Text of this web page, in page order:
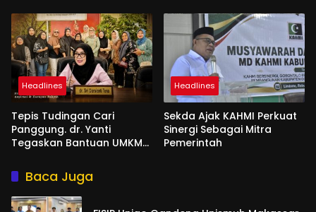
Headlines
Tepis Tudingan Cari
Panggung. dr. Yanti
Tegaskan Bantuan UMKM
Rakyat
Headlines
Sekda Ajak KAHMI Perkuat
Sinergi Sebagai Mitra
Pemerintah
Baca Juga